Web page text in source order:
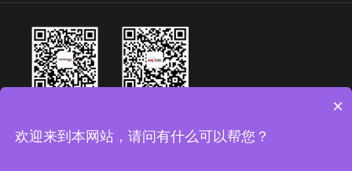
×
欢迎来到本网站，请问有什么可以帮您？